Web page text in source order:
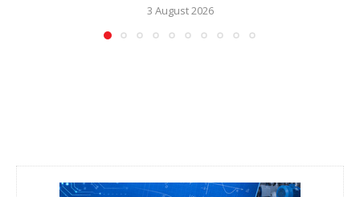
3 August 2026